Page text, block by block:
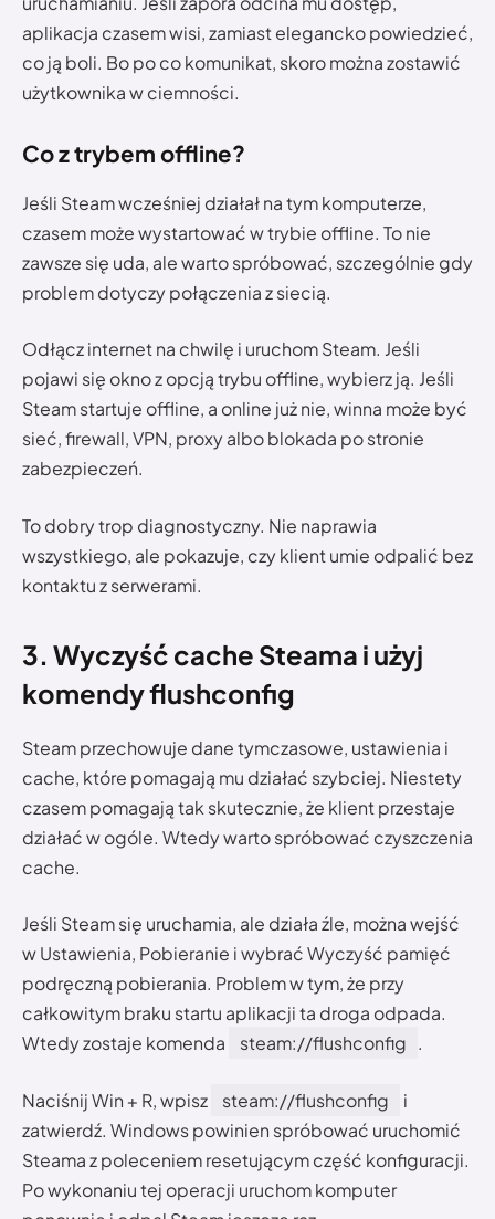
aplikacja czasem wisi, zamiast elegancko powiedzieć,
co ją boli. Bo po co komunikat, skoro można zostawić
użytkownika w ciemności.
Co z trybem offline?
Jeśli Steam wcześniej działał na tym komputerze,
czasem może wystartować w trybie offline. To nie
zawsze się uda, ale warto spróbować, szczególnie gdy
problem dotyczy połączenia z siecią.
Odłącz internet na chwilę i uruchom Steam. Jeśli
pojawi się okno z opcją trybu offline, wybierz ją. Jeśli
Steam startuje offline, a online już nie, winna może być
sieć, firewall, VPN, proxy albo blokada po stronie
zabezpieczeń.
To dobry trop diagnostyczny. Nie naprawia
wszystkiego, ale pokazuje, czy klient umie odpalić bez
kontaktu z serwerami.
3. Wyczyść cache Steama i użyj
komendy flushconfig
Steam przechowuje dane tymczasowe, ustawienia i
cache, które pomagają mu działać szybciej. Niestety
czasem pomagają tak skutecznie, że klient przestaje
działać w ogóle. Wtedy warto spróbować czyszczenia
cache.
Jeśli Steam się uruchamia, ale działa źle, można wejść
w Ustawienia, Pobieranie i wybrać Wyczyść pamięć
podręczną pobierania. Problem w tym, że przy
całkowitym braku startu aplikacji ta droga odpada.
Wtedy zostaje komenda
steam://flushconfig .
Naciśnij Win + R, wpisz steam://flushconfig
i
zatwierdź. Windows powinien spróbować uruchomić
Steama z poleceniem resetującym część konfiguracji.
Po wykonaniu tej operacji uruchom komputer